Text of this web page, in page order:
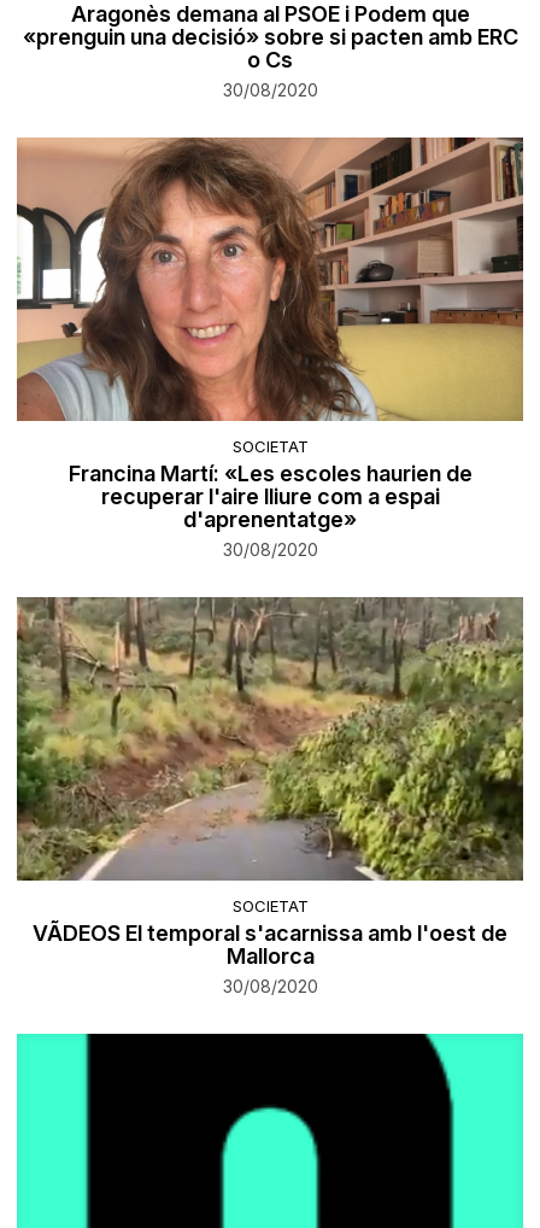
Aragonès demana al PSOE i Podem que
«prenguin una decisió» sobre si pacten amb ERC
o Cs
30/08/2020
SOCIETAT
Francina Martí: «Les escoles haurien de
recuperar l'aire lliure com a espai
d'aprenentatge»
30/08/2020
SOCIETAT
VÃDEOS El temporal s'acarnissa amb l'oest de
Mallorca
30/08/2020